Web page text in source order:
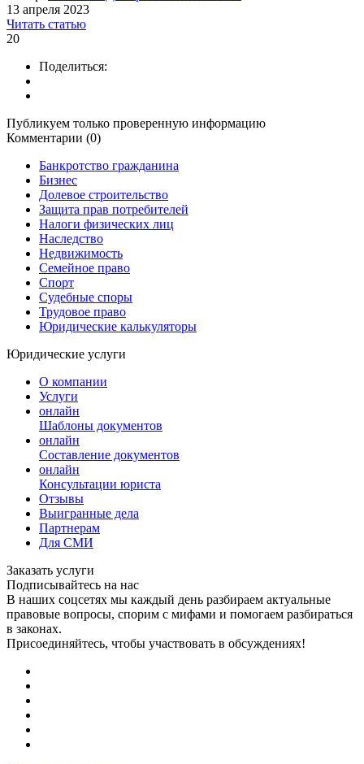
13 апреля 2023
Читать статью
20
Поделиться:
Публикуем только проверенную информацию
Комментарии (0)
Банкротство гражданина
Бизнес
Долевое строительство
Защита прав потребителей
Налоги физических лиц
Наследство
Недвижимость
Семейное право
Спорт
Судебные споры
Трудовое право
Юридические калькуляторы
Юридические услуги
О компании
Услуги
онлайн
Шаблоны документов
онлайн
Составление документов
онлайн
Консультации юриста
Отзывы
Выигранные дела
Партнерам
Для СМИ
Заказать услуги
Подписывайтесь на нас
В наших соцсетях мы каждый день разбираем актуальные
правовые вопросы, спорим с мифами и помогаем разбираться
в законах.
Присоединяйтесь, чтобы участвовать в обсуждениях!